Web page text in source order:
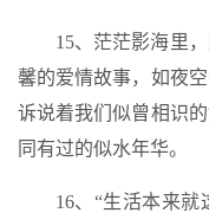
15、茫茫影海里
馨的爱情故事，如夜
诉说着我们似曾相识
同有过的似水年华。
16、“生活本来